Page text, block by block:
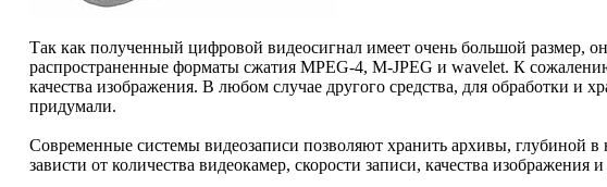
Так как полученный цифровой видеосигнал имеет очень большой размер,
распространенные форматы сжатия MPEG-4, M-JPEG и wavelet. К
качества изображения. В любом случае другого средства, для обработки и
придумали.
Современные системы видеозаписи позволяют хранить архивы, глубиной в
зависти от количества видеокамер, скорости записи, качества изображения